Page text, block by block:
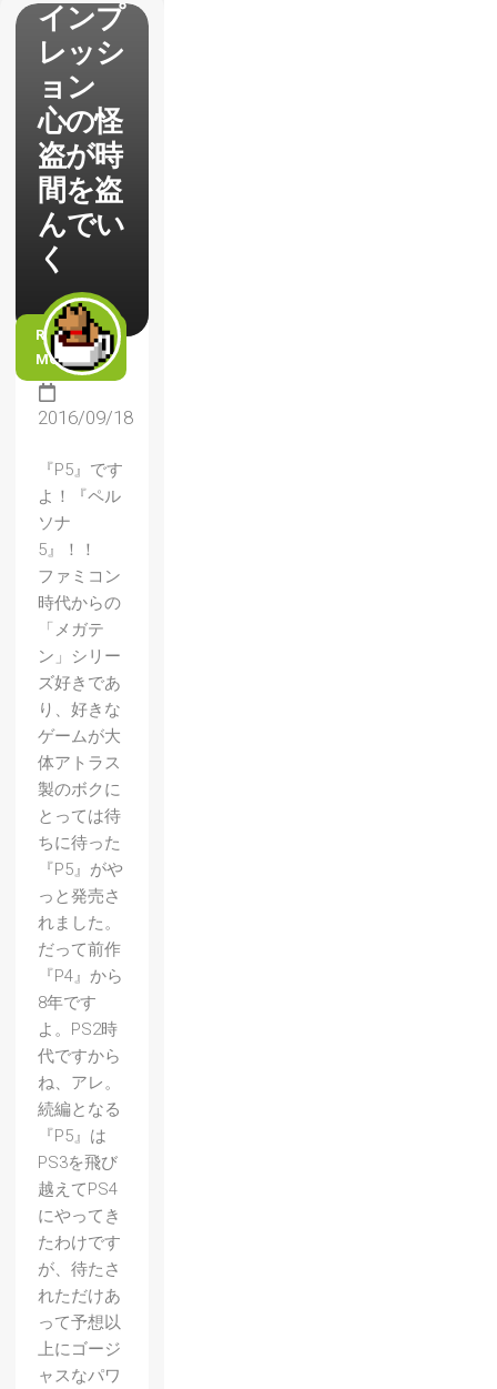
インプ
レッシ
ョン
心の怪
盗が時
間を盗
んでい
く
READ
MORE
2016/09/18
『P5』です
よ！『ペル
ソナ
5』！！
ファミコン
時代からの
「メガテ
ン」シリー
ズ好きであ
り、好きな
ゲームが大
体アトラス
製のボクに
とっては待
ちに待った
『P5』がや
っと発売さ
れました。
だって前作
『P4』から
8年です
よ。PS2時
代ですから
ね、アレ。
続編となる
『P5』は
PS3を飛び
越えてPS4
にやってき
たわけです
が、待たさ
れただけあ
って予想以
上にゴージ
ャスなパワ
【オー
ディン